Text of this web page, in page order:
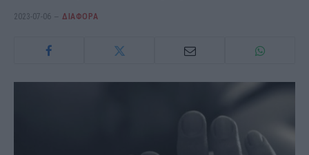
2023-07-06 ΔΙΆΦΟΡΑ